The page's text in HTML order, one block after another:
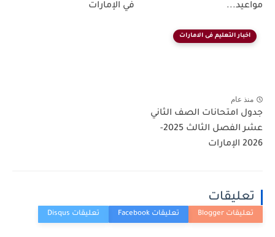
مواعيد...
في الإمارات
اخبار التعليم فى الامارات
منذ عام
جدول امتحانات الصف الثاني
عشر الفصل الثالث 2025-
2026 الإمارات
تعليقات